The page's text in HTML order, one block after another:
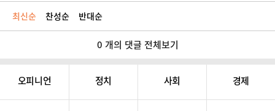
최신순 찬성순 반대순
0 개의 댓글 전체보기
오피니언 정치 사회 경제